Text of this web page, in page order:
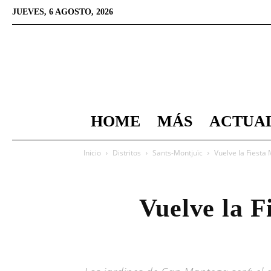
JUEVES, 6 AGOSTO, 2026
HOME MÁS
Inicio Distritos Sants-Montjuïc Vuelve la Fiesta
Vuelve la